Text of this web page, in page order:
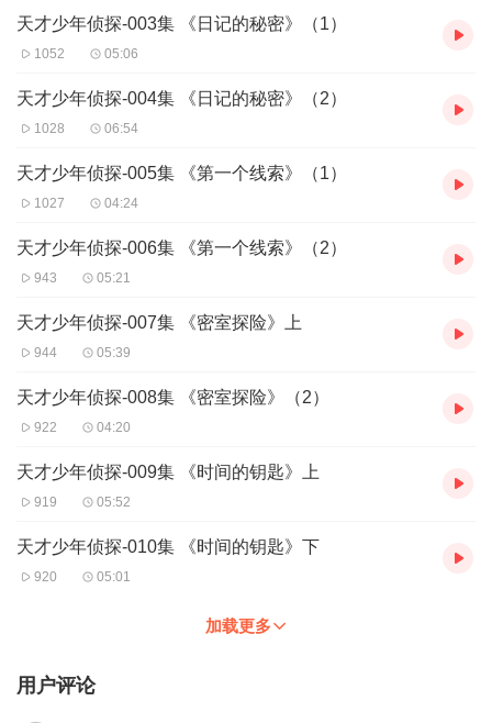
天才少年侦探-003集 《日记的秘密》（1）
1052 05:06
天才少年侦探-004集 《日记的秘密》（2）
1028 06:54
天才少年侦探-005集 《第一个线索》（1）
1027 04:24
天才少年侦探-006集 《第一个线索》（2）
943 05:21
天才少年侦探-007集 《密室探险》上
944 05:39
天才少年侦探-008集 《密室探险》（2）
922 04:20
天才少年侦探-009集 《时间的钥匙》上
919 05:52
天才少年侦探-010集 《时间的钥匙》下
920 05:01
加载更多
用户评论